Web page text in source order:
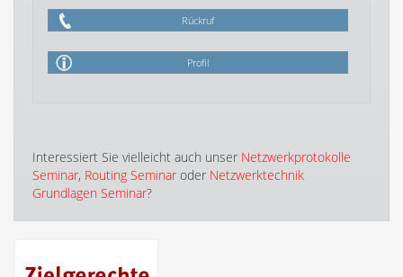
Rückruf
Profil
Interessiert Sie vielleicht auch unser Netzwerkprotokolle
Seminar, Routing Seminar oder Netzwerktechnik
Grundlagen Seminar?